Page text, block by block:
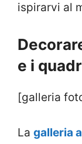
ispirarvi al
e i
[galleria
La galleria